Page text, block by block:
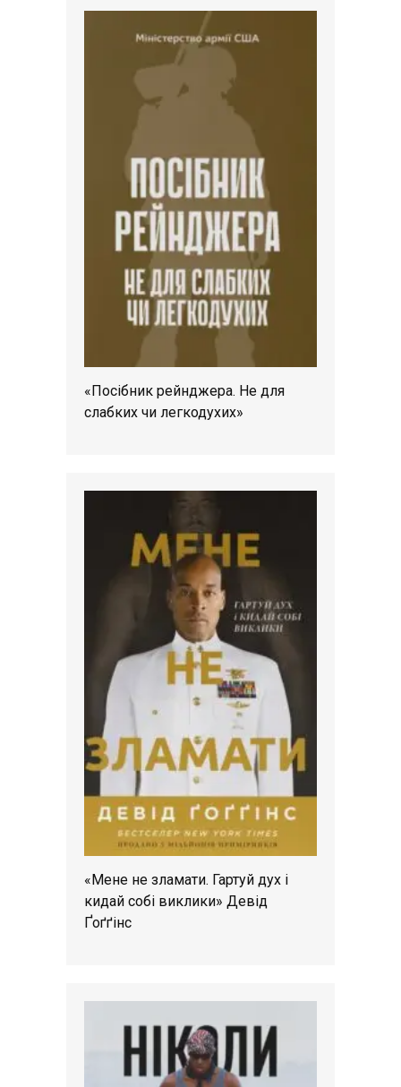
«Посібник рейнджера. Не для
слабких чи легкодухих»
«Мене не зламати. Гартуй дух і
кидай собі виклики» Девід
Ґоґґінс